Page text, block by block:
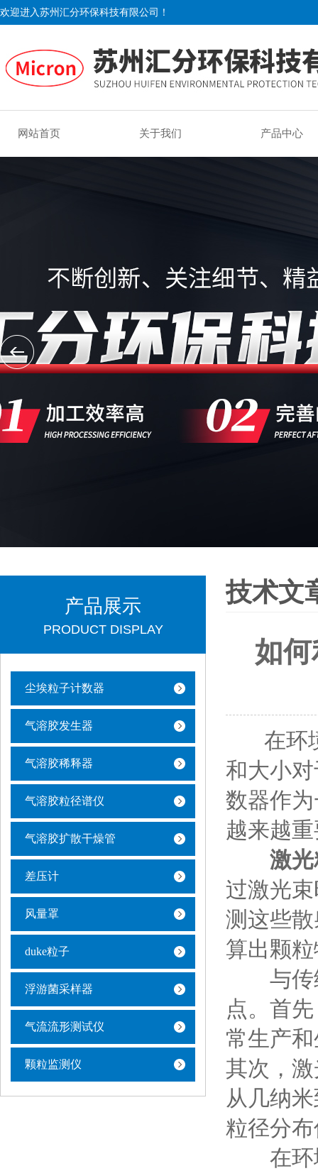
欢迎进入苏州汇分环保科技有限公司！
网站首页 关于我们 产品中心
产品展示
PRODUCT DISPLAY
尘埃粒子计数器
气溶胶发生器
气溶胶稀释器
气溶胶粒径谱仪
气溶胶扩散干燥管
差压计
风量罩
duke粒子
浮游菌采样器
气流流形测试仪
颗粒监测仪
技术文
如
在环境
和大小
数器作
越来越
激
过激光
测这些
算出颗
与传统
点。首
常生产
其次，
从几纳
粒径分
在环境